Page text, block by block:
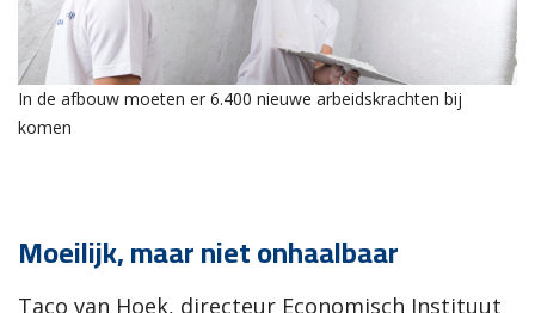
In de afbouw moeten er 6.400 nieuwe arbeidskrachten bij
komen
Moeilijk, maar niet onhaalbaar
Taco van Hoek, directeur Economisch Instituut